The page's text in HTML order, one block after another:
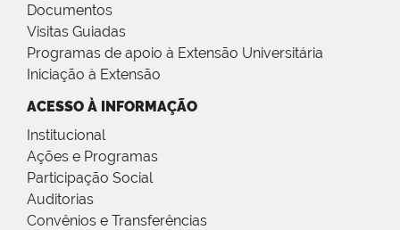
Documentos
Visitas Guiadas
Programas de apoio à Extensão Universitária
Iniciação à Extensão
ACESSO À INFORMAÇÃO
Institucional
Ações e Programas
Participação Social
Auditorias
Convênios e Transferências